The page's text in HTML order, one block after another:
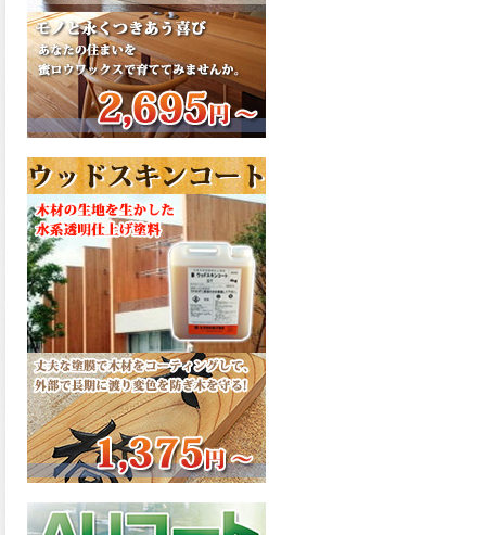
2026.03.05
ファインウレタンの使いやす
さで、弾性形。塗料用シンナ
ーで希釈できる、使いやすさ
を追求したウレタン樹脂エナ
メル、弾性ファインウレタン
した。ご購入はこちらから。
2026.03.04
長年ご愛顧いただいている
「ラッカー塗料」に抗ウイル
ス機能を追加しバージョンア
ップ、UAV-78700 クリヤーラ
ッカー・ハイフラットが新し
く販売開始致しました。ご購
入はこちらから。
2026.03.03
木の素材感はそのまま活か
し、汚れや日焼け・黄ばみを
防ぐことができる、白木肌2が
新しく販売開始致しました。
2026.03.03